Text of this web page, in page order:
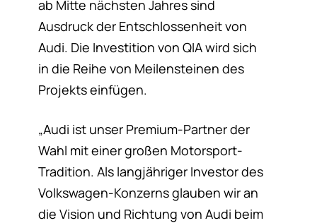
ab Mitte nächsten Jahres sind
Ausdruck der Entschlossenheit von
Audi. Die Investition von QIA wird sich
in die Reihe von Meilensteinen des
Projekts einfügen.
„Audi ist unser Premium-Partner der
Wahl mit einer großen Motorsport-
Tradition. Als langjähriger Investor des
Volkswagen-Konzerns glauben wir an
die Vision und Richtung von Audi beim